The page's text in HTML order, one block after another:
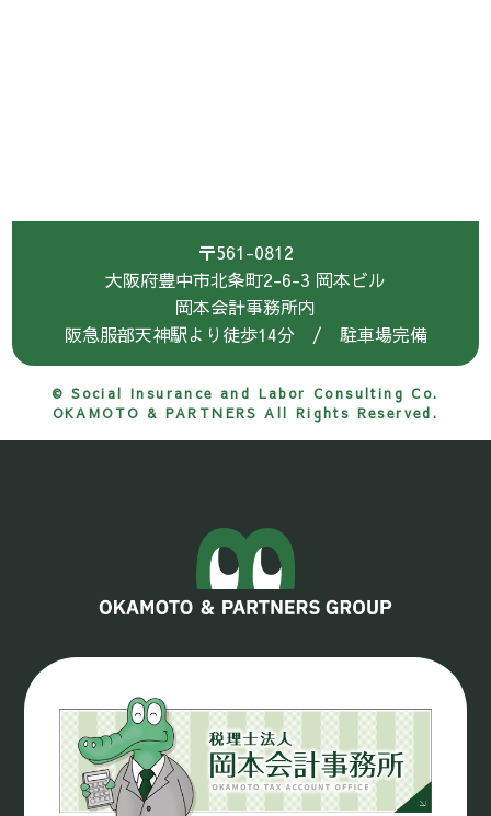
〒561-0812
大阪府豊中市北条町2-6-3 岡本ビル
岡本会計事務所内
阪急服部天神駅より徒歩14分 / 駐車場完備
© Social Insurance and Labor Consulting Co.
OKAMOTO & PARTNERS All Rights Reserved.